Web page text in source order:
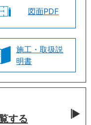
図面PDF
施工・取扱説
明書
する